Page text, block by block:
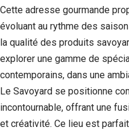
Cette adresse gourmande
évoluant au rythme des
la qualité des produits
explorer une gamme de
contemporains, dans une
Le Savoyard se positionne
incontournable, offrant une
et créativité. Ce lieu est